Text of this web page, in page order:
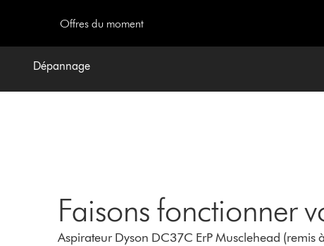
Offres du moment
Dépannage
Faisons fonctionner
Aspirateur Dyson DC37C ErP Musclehead (remis